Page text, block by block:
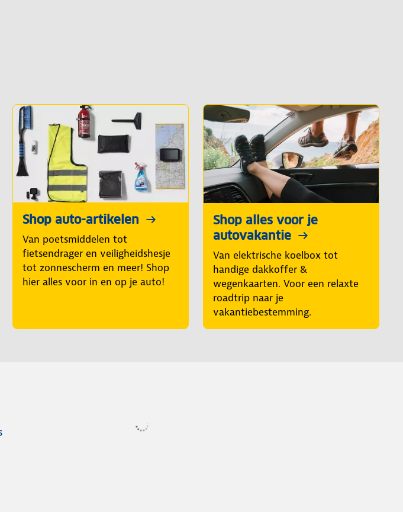
Shop auto-artikelen
Van poetsmiddelen tot
fietsendrager en veiligheidshesje
tot zonnescherm en meer! Shop
hier alles voor in en op je auto!
Shop alles voor je
autovakantie
Van elektrische koelbox tot
handige dakkoffer &
wegenkaarten. Voor een relaxte
roadtrip naar je
vakantiebestemming.